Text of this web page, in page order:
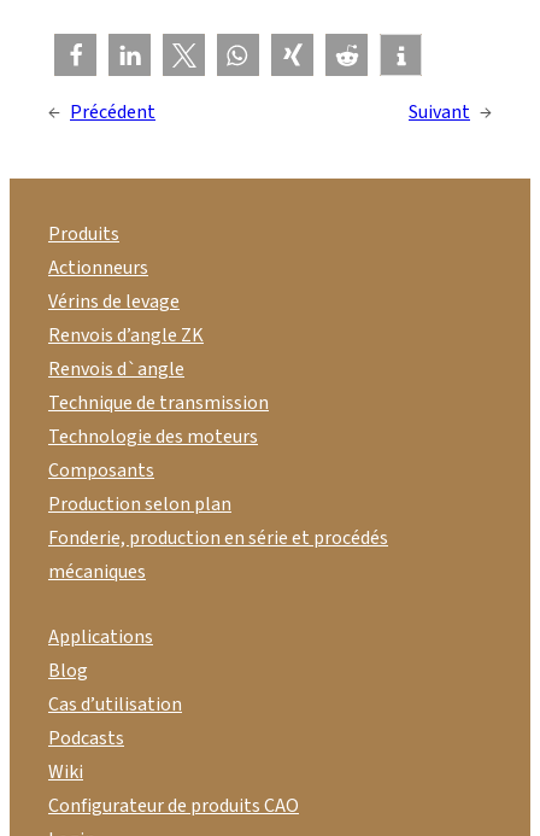
← Précédent Suivant →
Produits
Actionneurs
Vérins de levage
Renvois d’angle ZK
Renvois d`angle
Technique de transmission
Technologie des moteurs
Composants
Production selon plan
Fonderie, production en série et procédés
mécaniques
Applications
Blog
Cas d’utilisation
Podcasts
Wiki
Configurateur de produits CAO